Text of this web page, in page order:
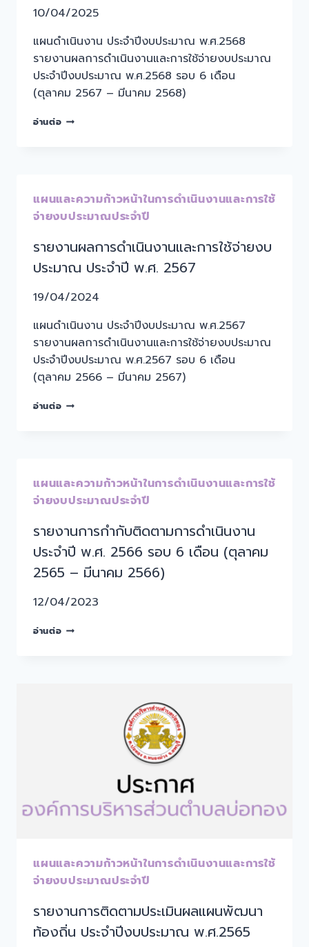
10/04/2025
แผนดำเนินงาน ประจำปีงบประมาณ พ.ศ.2568
รายงานผลการดำเนินงานและการใช้จ่ายงบประมาณ
ประจำปีงบประมาณ พ.ศ.2568 รอบ 6 เดือน
(ตุลาคม 2567 – มีนาคม 2568)
อ่านต่อ
แผนและความก้าวหน้าในการดำเนินงานและการใช้
จ่ายงบประมาณประจำปี
รายงานผลการดำเนินงานและการใช้จ่ายงบ
ประมาณ ประจำปี พ.ศ. 2567
19/04/2024
แผนดำเนินงาน ประจำปีงบประมาณ พ.ศ.2567
รายงานผลการดำเนินงานและการใช้จ่ายงบประมาณ
ประจำปีงบประมาณ พ.ศ.2567 รอบ 6 เดือน
(ตุลาคม 2566 – มีนาคม 2567)
อ่านต่อ
แผนและความก้าวหน้าในการดำเนินงานและการใช้
จ่ายงบประมาณประจำปี
รายงานการกำกับติดตามการดำเนินงาน
ประจำปี พ.ศ. 2566 รอบ 6 เดือน (ตุลาคม
2565 – มีนาคม 2566)
12/04/2023
อ่านต่อ
แผนและความก้าวหน้าในการดำเนินงานและการใช้
จ่ายงบประมาณประจำปี
รายงานการติดตามประเมินผลแผนพัฒนา
ท้องถิ่น ประจำปีงบประมาณ พ.ศ.2565